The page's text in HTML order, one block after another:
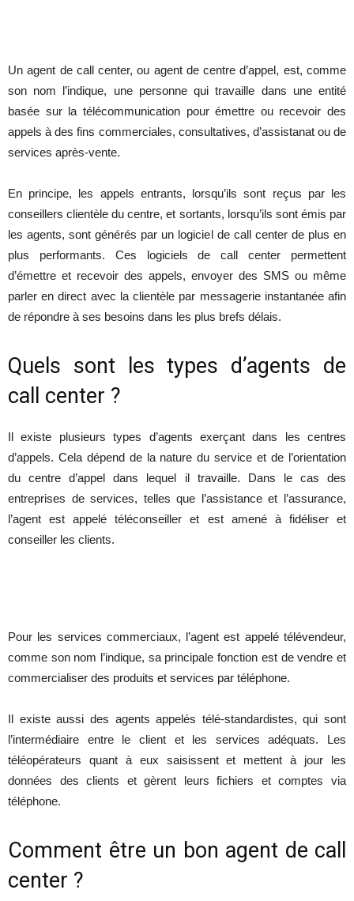
Un agent de call center, ou agent de centre d’appel, est, comme
son nom l’indique, une personne qui travaille dans une entité
basée sur la télécommunication pour émettre ou recevoir des
appels à des fins commerciales, consultatives, d’assistanat ou de
services après-vente.
En principe, les appels entrants, lorsqu’ils sont reçus par les
conseillers clientèle du centre, et sortants, lorsqu’ils sont émis par
les agents, sont générés par un logiciel de call center de plus en
plus performants. Ces logiciels de call center permettent
d’émettre et recevoir des appels, envoyer des SMS ou même
parler en direct avec la clientèle par messagerie instantanée afin
de répondre à ses besoins dans les plus brefs délais.
Quels sont les types d’agents de
call center ?
Il existe plusieurs types d’agents exerçant dans les centres
d’appels. Cela dépend de la nature du service et de l’orientation
du centre d’appel dans lequel il travaille. Dans le cas des
entreprises de services, telles que l’assistance et l’assurance,
l’agent est appelé téléconseiller et est amené à fidéliser et
conseiller les clients.
Pour les services commerciaux, l’agent est appelé télévendeur,
comme son nom l’indique, sa principale fonction est de vendre et
commercialiser des produits et services par téléphone.
Il existe aussi des agents appelés télé-standardistes, qui sont
l’intermédiaire entre le client et les services adéquats. Les
téléopérateurs quant à eux saisissent et mettent à jour les
données des clients et gèrent leurs fichiers et comptes via
téléphone.
Comment être un bon agent de call
center ?